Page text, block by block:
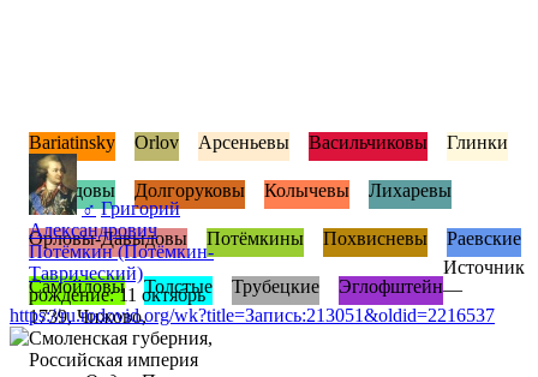
♂ Григорий
Александрович
Потёмкин (Потёмкин-
Таврический)
рождение: 11 октябрь
1739, Чижово,
Смоленская губерния,
Российская империя
Bariatinsky Orlov Арсеньевы Васильчиковы Глинки
Давыдовы Долгоруковы Колычевы Лихаревы
Орловы-Давыдовы Потёмкины Похвисневы Раевские
Самойловы Толстые Трубецкие Эглофштейн
Источник
—
https://ru.rodovid.org/wk?title=Запись:213051&oldid=2216537